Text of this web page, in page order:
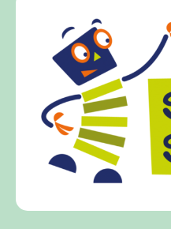
Frieden Fragen
frieden-fragen.de ist
Kinder, Eltern und
Fragen von Krieg
Gewalt informiert und
diesem
fragen.de bietet
und Frieden, Streit